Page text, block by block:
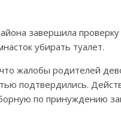
завершила
убирать туалет.
жалобы родителей
подтвердились.
по принуждению